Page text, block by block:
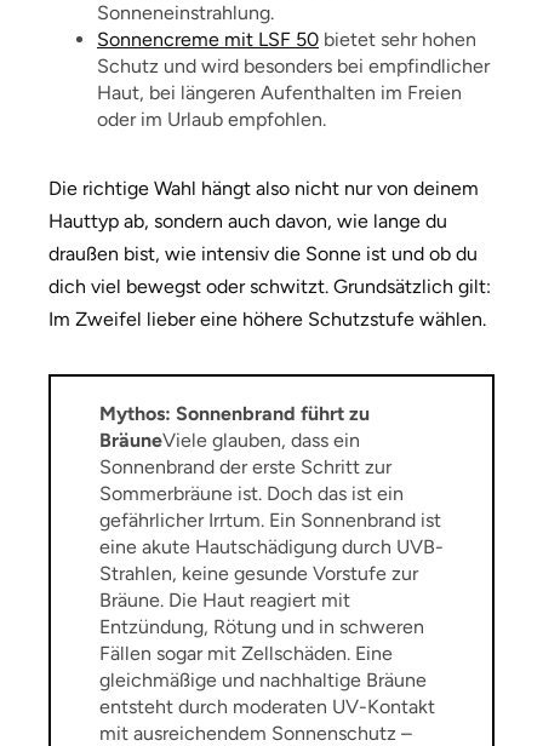
Sonneneinstrahlung.
Sonnencreme mit LSF 50 bietet sehr hohen
Schutz und wird besonders bei empfindlicher
Haut, bei längeren Aufenthalten im Freien
oder im Urlaub empfohlen.
Die richtige Wahl hängt also nicht nur von deinem
Hauttyp ab, sondern auch davon, wie lange du
draußen bist, wie intensiv die Sonne ist und ob du
dich viel bewegst oder schwitzt. Grundsätzlich gilt:
Im Zweifel lieber eine höhere Schutzstufe wählen.
Mythos: Sonnenbrand führt zu
BräuneViele glauben, dass ein
Sonnenbrand der erste Schritt zur
Sommerbräune ist. Doch das ist ein
gefährlicher Irrtum. Ein Sonnenbrand ist
eine akute Hautschädigung durch UVB-
Strahlen, keine gesunde Vorstufe zur
Bräune. Die Haut reagiert mit
Entzündung, Rötung und in schweren
Fällen sogar mit Zellschäden. Eine
gleichmäßige und nachhaltige Bräune
entsteht durch moderaten UV-Kontakt
mit ausreichendem Sonnenschutz –